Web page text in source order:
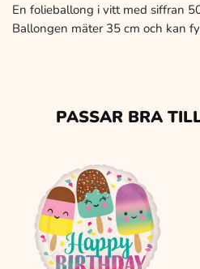
En folieballong i vitt med siffran
Ballongen mäter 35 cm och kan
PASSAR BRA